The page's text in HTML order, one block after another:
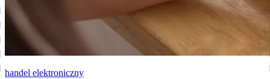
handel elektroniczny